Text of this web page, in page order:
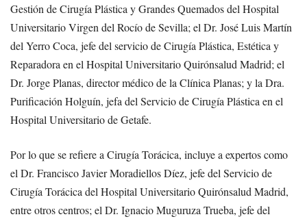
Gestión de Cirugía Plástica y Grandes Quemados del Hospital
Universitario Virgen del Rocío de Sevilla; el Dr. José Luis Martín
del Yerro Coca, jefe del servicio de Cirugía Plástica, Estética y
Reparadora en el Hospital Universitario Quirónsalud Madrid; el
Dr. Jorge Planas, director médico de la Clínica Planas; y la Dra.
Purificación Holguín, jefa del Servicio de Cirugía Plástica en el
Hospital Universitario de Getafe.
Por lo que se refiere a Cirugía Torácica, incluye a expertos como
el Dr. Francisco Javier Moradiellos Díez, jefe del Servicio de
Cirugía Torácica del Hospital Universitario Quirónsalud Madrid,
entre otros centros; el Dr. Ignacio Muguruza Trueba, jefe del